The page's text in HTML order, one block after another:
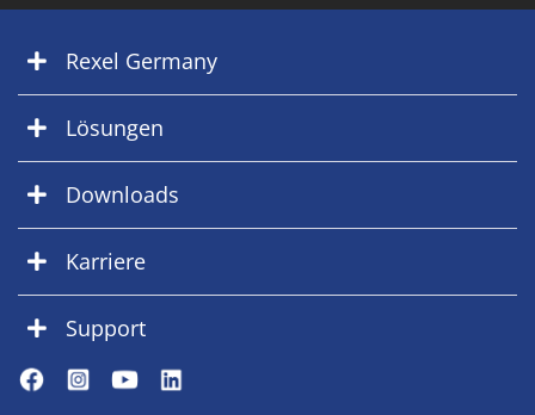
Rexel Germany
Lösungen
Downloads
Karriere
Support